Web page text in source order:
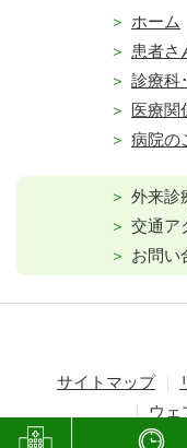
ホーム
患者さ
診療科
医療関
病院の
外来診
交通ア
お問い
サイトマップ
ウェ
Copyright © Kagawa